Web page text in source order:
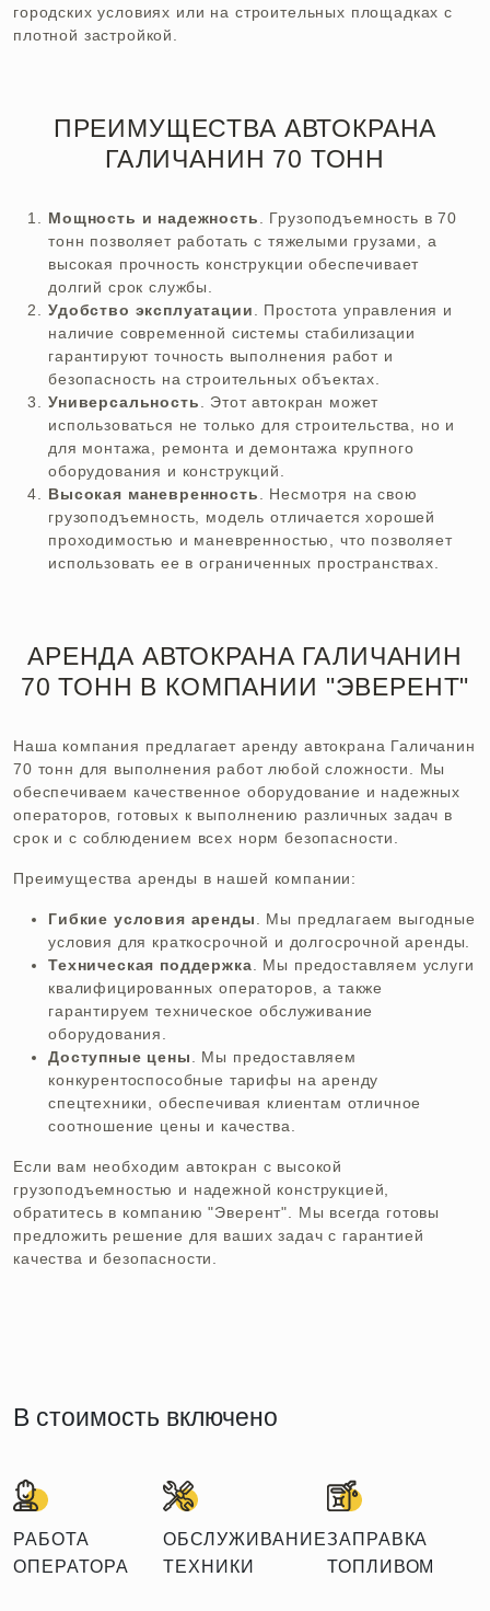
городских условиях или на строительных площадках с
плотной застройкой.
ПРЕИМУЩЕСТВА АВТОКРАНА
ГАЛИЧАНИН 70 ТОНН
Мощность и надежность. Грузоподъемность в 70
тонн позволяет работать с тяжелыми грузами, а
высокая прочность конструкции обеспечивает
долгий срок службы.
Удобство эксплуатации. Простота управления и
наличие современной системы стабилизации
гарантируют точность выполнения работ и
безопасность на строительных объектах.
Универсальность. Этот автокран может
использоваться не только для строительства, но и
для монтажа, ремонта и демонтажа крупного
оборудования и конструкций.
Высокая маневренность. Несмотря на свою
грузоподъемность, модель отличается хорошей
проходимостью и маневренностью, что позволяет
использовать ее в ограниченных пространствах.
АРЕНДА АВТОКРАНА ГАЛИЧАНИН
70 ТОНН В КОМПАНИИ "ЭВЕРЕНТ"
Наша компания предлагает аренду автокрана Галичанин
70 тонн для выполнения работ любой сложности. Мы
обеспечиваем качественное оборудование и надежных
операторов, готовых к выполнению различных задач в
срок и с соблюдением всех норм безопасности.
Преимущества аренды в нашей компании:
Гибкие условия аренды. Мы предлагаем выгодные
условия для краткосрочной и долгосрочной аренды.
Техническая поддержка. Мы предоставляем услуги
квалифицированных операторов, а также
гарантируем техническое обслуживание
оборудования.
Доступные цены. Мы предоставляем
конкурентоспособные тарифы на аренду
спецтехники, обеспечивая клиентам отличное
соотношение цены и качества.
Если вам необходим автокран с высокой
грузоподъемностью и надежной конструкцией,
обратитесь в компанию "Эверент". Мы всегда готовы
предложить решение для ваших задач с гарантией
качества и безопасности.
В стоимость включено
РАБОТА
ОПЕРАТОРА
ОБСЛУЖИВАНИЕ
ТЕХНИКИ
ЗАПРАВКА
ТОПЛИВОМ